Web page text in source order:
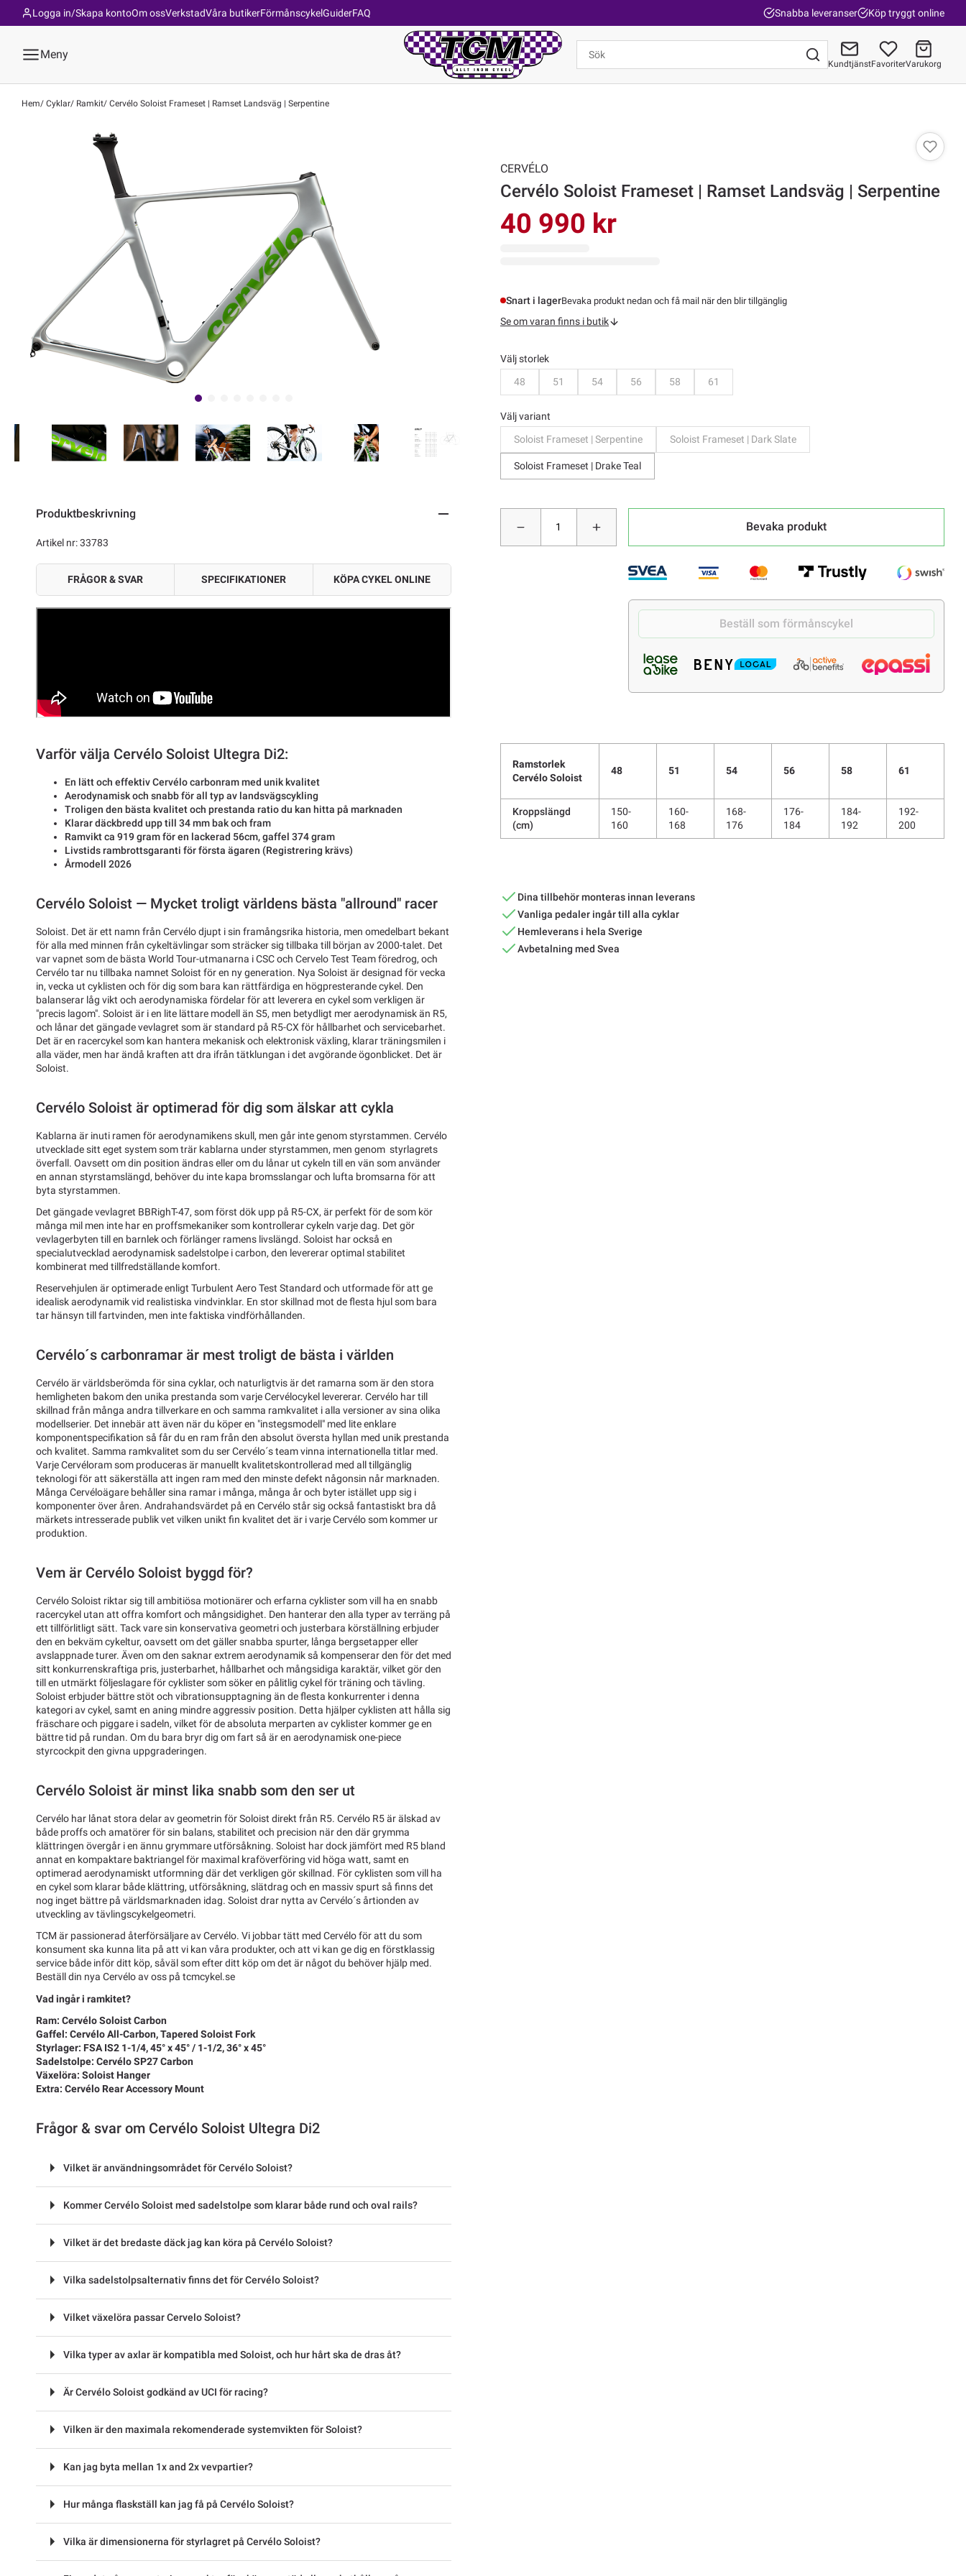
Om ossVerkstadVåra butikerFörmånscykelGuiderFAQ
Logga in/Skapa konto Snabba leveranser Köp tryggt online
Meny
KundtjänstFavoriterVarukorg
Hem Cyklar Ramkit Cervélo Soloist Frameset | Ramset Landsväg | Serpentine
Produktbeskrivning
Artikel nr: 33783
FRÅGOR & SVAR SPECIFIKATIONER KÖPA CYKEL ONLINE
Varför välja Cervélo Soloist Ultegra Di2:
En lätt och effektiv Cervélo carbonram med unik kvalitet
Aerodynamisk och snabb för all typ av landsvägscykling
Troligen den bästa kvalitet och prestanda ratio du kan hitta på marknaden
Klarar däckbredd upp till 34 mm bak och fram
Ramvikt ca 919 gram för en lackerad 56cm, gaffel 374 gram
Livstids rambrottsgaranti för första ägaren (Registrering krävs)
Årmodell 2026
Cervélo Soloist — Mycket troligt världens bästa "allround" racer
Soloist. Det är ett namn från Cervélo djupt i sin framångsrika historia, men omedelbart bekant
för alla med minnen från cykeltävlingar som sträcker sig tillbaka till början av 2000-talet. Det
var vapnet som de bästa World Tour-utmanarna i CSC och Cervelo Test Team föredrog, och
Cervélo tar nu tillbaka namnet Soloist för en ny generation. Nya Soloist är designad för vecka
in, vecka ut cyklisten och för dig som bara kan rättfärdiga en högpresterande cykel. Den
balanserar låg vikt och aerodynamiska fördelar för att leverera en cykel som verkligen är
"precis lagom". Soloist är i en lite lättare modell än S5, men betydligt mer aerodynamisk än R5,
och lånar det gängade vevlagret som är standard på R5-CX för hållbarhet och servicebarhet.
Det är en racercykel som kan hantera mekanisk och elektronisk växling, klarar träningsmilen i
alla väder, men har ändå kraften att dra ifrån tätklungan i det avgörande ögonblicket. Det är
Soloist.
Cervélo Soloist är optimerad för dig som älskar att cykla
Kablarna är inuti ramen för aerodynamikens skull, men går inte genom styrstammen. Cervélo
utvecklade sitt eget system som trär kablarna under styrstammen, men genom styrlagrets
överfall. Oavsett om din position ändras eller om du lånar ut cykeln till en vän som använder
en annan styrstamslängd, behöver du inte kapa bromsslangar och lufta bromsarna för att
byta styrstammen.
Det gängade vevlagret BBRighT-47, som först dök upp på R5-CX, är perfekt för de som kör
många mil men inte har en proffsmekaniker som kontrollerar cykeln varje dag. Det gör
vevlagerbyten till en barnlek och förlänger ramens livslängd. Soloist har också en
specialutvecklad aerodynamisk sadelstolpe i carbon, den levererar optimal stabilitet
kombinerat med tillfredställande komfort.
Reservehjulen är optimerade enligt Turbulent Aero Test Standard och utformade för att ge
idealisk aerodynamik vid realistiska vindvinklar. En stor skillnad mot de flesta hjul som bara
tar hänsyn till fartvinden, men inte faktiska vindförhållanden.
Cervélo´s carbonramar är mest troligt de bästa i världen
Cervélo är världsberömda för sina cyklar, och naturligtvis är det ramarna som är den stora
hemligheten bakom den unika prestanda som varje Cervélocykel levererar. Cervélo har till
skillnad från många andra tillverkare en och samma ramkvalitet i alla versioner av sina olika
modellserier. Det innebär att även när du köper en "instegsmodell" med lite enklare
komponentspecifikation så får du en ram från den absolut översta hyllan med unik prestanda
och kvalitet. Samma ramkvalitet som du ser Cervélo´s team vinna internationella titlar med.
Varje Cervéloram som produceras är manuellt kvalitetskontrollerad med all tillgänglig
teknologi för att säkerställa att ingen ram med den minste defekt någonsin når marknaden.
Många Cervéloägare behåller sina ramar i många, många år och byter istället upp sig i
komponenter över åren. Andrahandsvärdet på en Cervélo står sig också fantastiskt bra då
märkets intresserade publik vet vilken unikt fin kvalitet det är i varje Cervélo som kommer ur
produktion.
Vem är Cervélo Soloist byggd för?
Cervélo Soloist riktar sig till ambitiösa motionärer och erfarna cyklister som vill ha en snabb
racercykel utan att offra komfort och mångsidighet. Den hanterar den alla typer av terräng på
ett tillförlitligt sätt. Tack vare sin konservativa geometri och justerbara körställning erbjuder
den en bekväm cykeltur, oavsett om det gäller snabba spurter, långa bergsetapper eller
avslappnade turer. Även om den saknar extrem aerodynamik så kompenserar den för det med
sitt konkurrenskraftiga pris, justerbarhet, hållbarhet och mångsidiga karaktär, vilket gör den
till en utmärkt följeslagare för cyklister som söker en pålitlig cykel för träning och tävling.
Soloist erbjuder bättre stöt och vibrationsupptagning än de flesta konkurrenter i denna
kategori av cykel, samt en aning mindre aggressiv position. Detta hjälper cyklisten att hålla sig
fräschare och piggare i sadeln, vilket för de absoluta merparten av cyklister kommer ge en
bättre tid på rundan. Om du bara bryr dig om fart så är en aerodynamisk one-piece
styrcockpit den givna uppgraderingen.
Cervélo Soloist är minst lika snabb som den ser ut
Cervélo har lånat stora delar av geometrin för Soloist direkt från R5. Cervélo R5 är älskad av
både proffs och amatörer för sin balans, stabilitet och precision när den där grymma
klättringen övergår i en ännu grymmare utförsåkning. Soloist har dock jämfört med R5 bland
annat en kompaktare baktriangel för maximal kraföverföring vid höga watt, samt en
optimerad aerodynamiskt utformning där det verkligen gör skillnad. För cyklisten som vill ha
en cykel som klarar både klättring, utförsåkning, slätdrag och en massiv spurt så finns det
nog inget bättre på världsmarknaden idag. Soloist drar nytta av Cervélo´s årtionden av
utveckling av tävlingscykelgeometri.
TCM är passionerad återförsäljare av Cervélo. Vi jobbar tätt med Cervélo för att du som
konsument ska kunna lita på att vi kan våra produkter, och att vi kan ge dig en förstklassig
service både inför ditt köp, såväl som efter ditt köp om det är något du behöver hjälp med.
Beställ din nya Cervélo av oss på tcmcykel.se
Vad ingår i ramkitet?
Ram: Cervélo Soloist Carbon
Gaffel: Cervélo All-Carbon, Tapered Soloist Fork
Styrlager: FSA IS2 1-1/4, 45° x 45° / 1-1/2, 36° x 45°
Sadelstolpe: Cervélo SP27 Carbon
Växelöra: Soloist Hanger
Extra: Cervélo Rear Accessory Mount
Frågor & svar om Cervélo Soloist Ultegra Di2
Vilket är användningsområdet för Cervélo Soloist?
Kommer Cervélo Soloist med sadelstolpe som klarar både rund och oval rails?
Vilket är det bredaste däck jag kan köra på Cervélo Soloist?
Vilka sadelstolpsalternativ finns det för Cervélo Soloist?
Vilket växelöra passar Cervelo Soloist?
Vilka typer av axlar är kompatibla med Soloist, och hur hårt ska de dras åt?
Är Cervélo Soloist godkänd av UCI för racing?
Vilken är den maximala rekomenderade systemvikten för Soloist?
Kan jag byta mellan 1x and 2x vevpartier?
Hur många flaskställ kan jag få på Cervélo Soloist?
Vilka är dimensionerna för styrlagret på Cervélo Soloist?
CERVÉLO
Cervélo Soloist Frameset | Ramset Landsväg | Serpentine
40 990 kr
Snart i lagerBevaka produkt nedan och få mail när den blir tillgänglig
Se om varan finns i butik
Välj storlek
48
51 54 56 58 61
Välj variant
Soloist Frameset | Serpentine
Soloist Frameset | Dark Slate
Soloist Frameset | Drake Teal
Bevaka produkt
Beställ som förmånscykel
Ramstorlek
Cervélo Soloist
48 51 54 56 58 61
Kroppslängd
(cm)
150-
160
160-
168
168-
176
176-
184
184-
192
192-
200
Dina tillbehör monteras innan leverans
Vanliga pedaler ingår till alla cyklar
Hemleverans i hela Sverige
Avbetalning med Svea